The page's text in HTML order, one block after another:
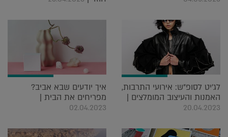
לג'יט לסופ"ש: אירועי התרבות,
האמנות והעיצוב המומלצים |
20.04.2023
איך יודעים שבא אביב?
מפריחים את הבית |
02.04.2023